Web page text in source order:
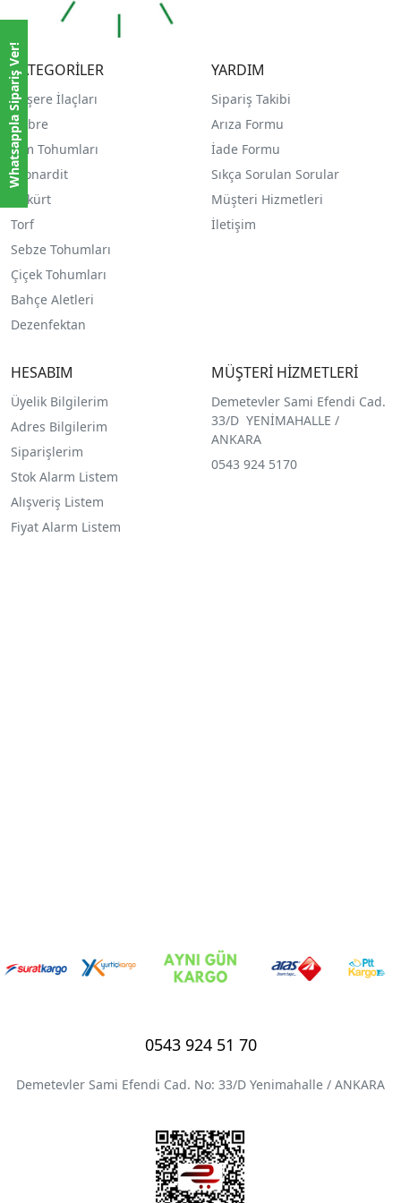
KATEGORİLER
Haşere İlaçları
Gübre
Çim Tohumları
Leonardit
Kükürt
Torf
Sebze Tohumları
Çiçek Tohumları
Bahçe Aletleri
Dezenfektan
YARDIM
Sipariş Takibi
Arıza Formu
İade Formu
Sıkça Sorulan Sorular
Müşteri Hizmetleri
İletişim
HESABIM
Üyelik Bilgilerim
Adres Bilgilerim
Siparişlerim
Stok Alarm Listem
Alışveriş Listem
Fiyat Alarm Listem
MÜŞTERİ HİZMETLERİ
Demetevler Sami Efendi Cad.
33/D YENİMAHALLE /
ANKARA
0543 924 5170
0543 924 51 70
Demetevler Sami Efendi Cad. No: 33/D Yenimahalle / ANKARA
Whatsappla Sipariş Ver!